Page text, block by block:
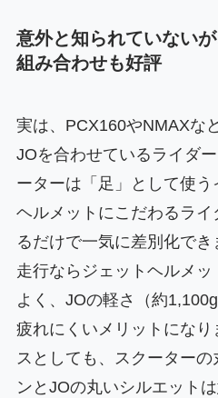
意外と知られていない
組み合わせも好評
実は、PCX160やNMAXな
JOを合わせているライダ
ーターは「足」として使う
ヘルメットにこだわるラ
るだけで一気に差別化で
走行ならジェットヘルメ
よく、JOの軽さ（約
疲れにくいメリットにな
スとしても、スクーター
ンとJOの丸いシルエット